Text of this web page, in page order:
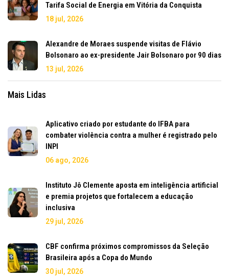
Tarifa Social de Energia em Vitória da Conquista
18 jul, 2026
Alexandre de Moraes suspende visitas de Flávio
Bolsonaro ao ex-presidente Jair Bolsonaro por 90 dias
13 jul, 2026
Mais Lidas
Aplicativo criado por estudante do IFBA para
combater violência contra a mulher é registrado pelo
INPI
06 ago, 2026
Instituto Jô Clemente aposta em inteligência artificial
e premia projetos que fortalecem a educação
inclusiva
29 jul, 2026
CBF confirma próximos compromissos da Seleção
Brasileira após a Copa do Mundo
30 jul, 2026